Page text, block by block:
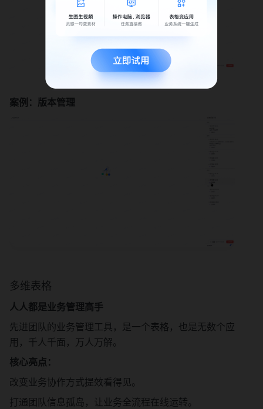
案例：版本管理
多维表格
人人都是业务管理高手
先进团队的业务管理工具，是一个表格，也是无数个应
用，千人千面，万人万解。
核心亮点：
改变业务协作方式提效看得见。
打通团队信息孤岛，让业务全流程在线运转。